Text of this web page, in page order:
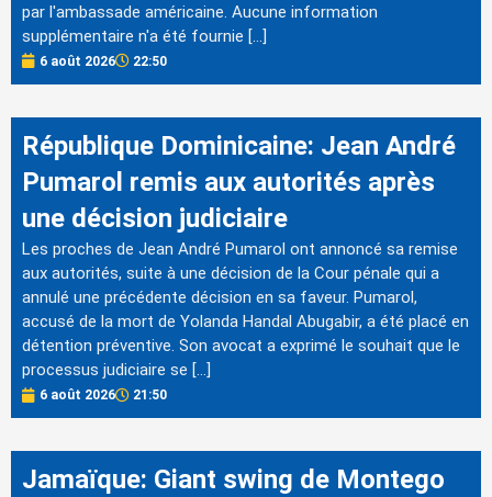
par l'ambassade américaine. Aucune information
supplémentaire n'a été fournie […]
6 août 2026 22:50
République Dominicaine: Jean André
Pumarol remis aux autorités après
une décision judiciaire
Les proches de Jean André Pumarol ont annoncé sa remise
aux autorités, suite à une décision de la Cour pénale qui a
annulé une précédente décision en sa faveur. Pumarol,
accusé de la mort de Yolanda Handal Abugabir, a été placé en
détention préventive. Son avocat a exprimé le souhait que le
processus judiciaire se […]
6 août 2026 21:50
Jamaïque: Giant swing de Montego